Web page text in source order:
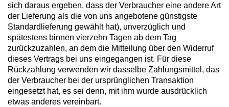
sich daraus ergeben, dass der Verbraucher eine andere Art
der Lieferung als die von uns angebotene günstigste
Standardlieferung gewählt hat), unverzüglich und
spätestens binnen vierzehn Tagen ab dem Tag
zurückzuzahlen, an dem die Mitteilung über den Widerruf
dieses Vertrags bei uns eingegangen ist. Für diese
Rückzahlung verwenden wir dasselbe Zahlungsmittel, das
der Verbraucher bei der ursprünglichen Transaktion
eingesetzt hat, es sei denn, mit ihm wurde ausdrücklich
etwas anderes vereinbart.